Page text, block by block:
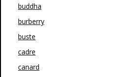
buddha
burberry
buste
cadre
canard